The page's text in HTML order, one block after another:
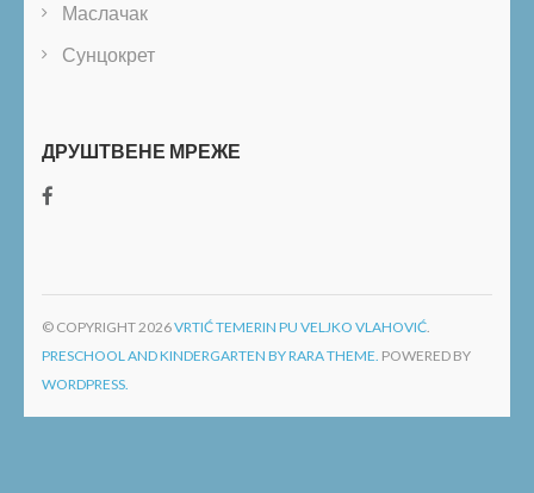
Маслачак
Сунцокрет
ДРУШТВЕНЕ МРЕЖЕ
© COPYRIGHT 2026VRTIĆ TEMERIN PU VELJKO VLAHOVIĆ
PRESCHOOL AND KINDERGARTEN BY RARA THEME. POWERED BY
WORDPRESS.